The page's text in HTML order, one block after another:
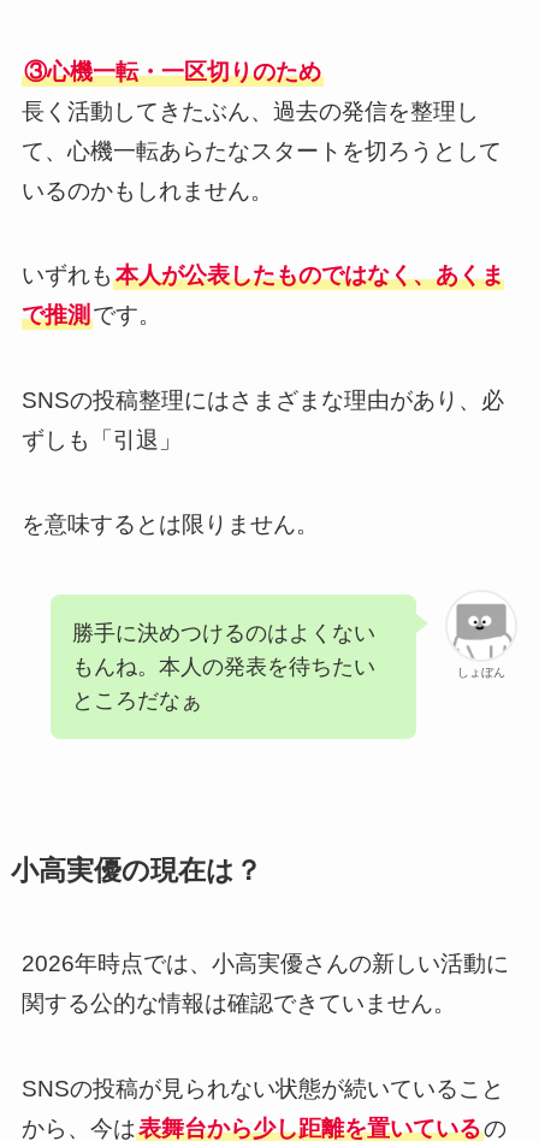
③心機一転・一区切りのため
長く活動してきたぶん、過去の発信を整理し
て、心機一転あらたなスタートを切ろうとして
いるのかもしれません。
いずれも 本人が公表したものではなく、あくま
で推測です。
SNSの投稿整理にはさまざまな理由があり、必
ずしも「引退」
を意味するとは限りません。
しょぼん
勝手に決めつけるのはよくない
もんね。本人の発表を待ちたい
ところだなぁ
小高実優の現在は？
2026年時点では、小高実優さんの新しい活動に
関する公的な情報は確認できていません。
SNSの投稿が見られない状態が続いていること
から、今は表舞台から少し距離を置いているの